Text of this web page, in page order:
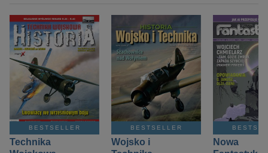
BESTSELLER
Technika
BESTSELLER
Wojsko i
Nowa